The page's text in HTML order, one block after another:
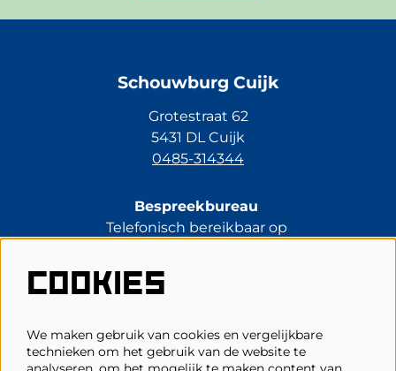
Schouwburg Cuijk
Grotestraat 62
5431 DL Cuijk
0485-314344
Bespreekbureau
Telefonisch bereikbaar op
0485-314344
kassa@schouwburgcuijk.nl
Veelgestelde vragen
COOKIES
We maken gebruik van cookies en vergelijkbare
technieken om het gebruik van de website te